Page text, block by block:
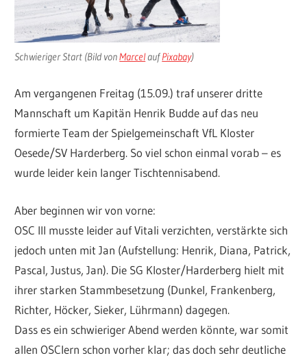
Schwieriger Start (Bild vonMarcelaufPixabay)
Am vergangenen Freitag (15.09.) traf unserer dritte
Mannschaft um Kapitän Henrik Budde auf das neu
formierte Team der Spielgemeinschaft VfL Kloster
Oesede/SV Harderberg. So viel schon einmal vorab – es
wurde leider kein langer Tischtennisabend.
Aber beginnen wir von vorne:
OSC III musste leider auf Vitali verzichten, verstärkte sich
jedoch unten mit Jan (Aufstellung: Henrik, Diana, Patrick,
Pascal, Justus, Jan). Die SG Kloster/Harderberg hielt mit
ihrer starken Stammbesetzung (Dunkel, Frankenberg,
Richter, Höcker, Sieker, Lührmann) dagegen.
Dass es ein schwieriger Abend werden könnte, war somit
allen OSClern schon vorher klar; das doch sehr deutliche